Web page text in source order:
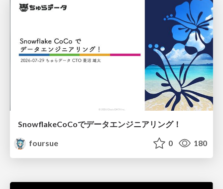
SnowflakeCoCoでデータエンジニアリング！
foursue
0 180